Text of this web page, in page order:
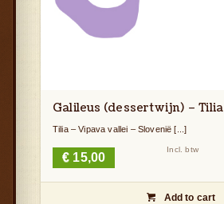
Galileus (dessertwijn) – Tilia
Tilia – Vipava vallei – Slovenië [...]
€ 15,00
Incl. btw
 Add to cart